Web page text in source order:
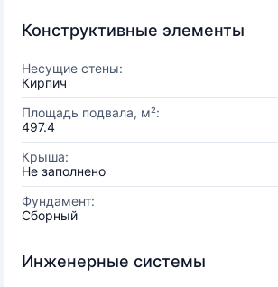
Конструктивные элементы
Несущие стены:
Кирпич
Площадь подвала, м²:
497.4
Крыша:
Не заполнено
Фундамент:
Сборный
Инженерные системы